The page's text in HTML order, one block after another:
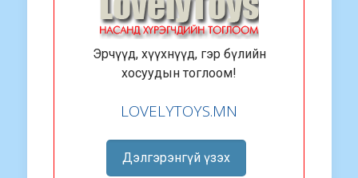
Эрчүүд, хүүхнүүд, гэр бүлийн
хосуудын тоглоом!
LOVELYTOYS.MN
Дэлгэрэнгүй үзэх